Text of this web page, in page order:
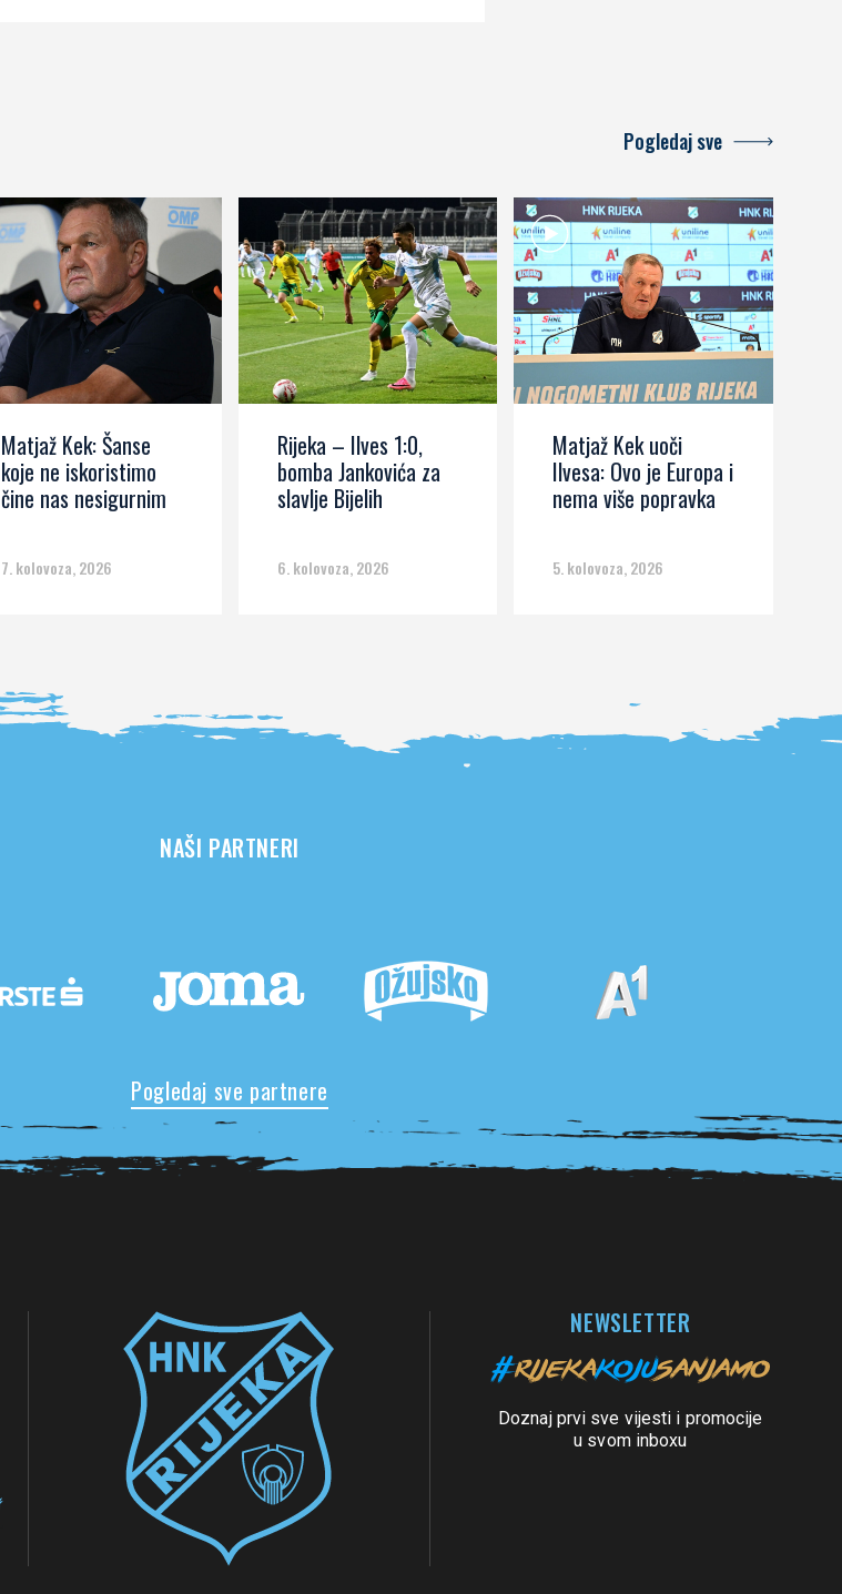
Pogledaj sve
Matjaž Kek: Šanse
koje ne iskoristimo
čine nas nesigurnim
7. kolovoza, 2026
Rijeka – Ilves 1:0,
bomba Jankovića za
slavlje Bijelih
6. kolovoza, 2026
Matjaž Kek uoči
Ilvesa: Ovo je Europa i
nema više popravka
5. kolovoza, 2026
NAŠI PARTNERI
Pogledaj sve partnere
NEWSLETTER
Doznaj prvi sve vijesti i promocije
u svom inboxu